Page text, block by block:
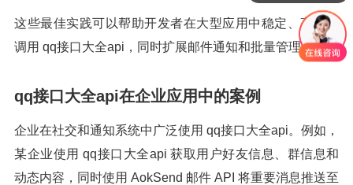
这些最佳实践可以帮助开发者在大型应用中稳定、高效地
调用 qq接口大全api，同时扩展邮件通知和批量管理功能。
qq接口大全api在企业应用中的案例
企业在社交和通知系统中广泛使用 qq接口大全api。例如，
某企业使用 qq接口大全api 获取用户好友信息、群信息和
动态内容，同时使用 AokSend 邮件 API 将重要消息推送至
怎么收费的呢？